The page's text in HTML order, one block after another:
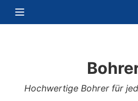
Navigation umschalten
Hochwertige Bohrer für